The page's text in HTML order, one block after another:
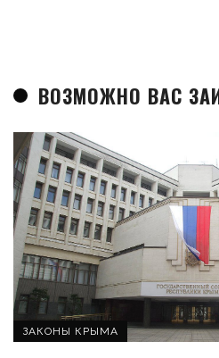
ВОЗМОЖНО ВАС
ЗАКОНЫ КРЫМА